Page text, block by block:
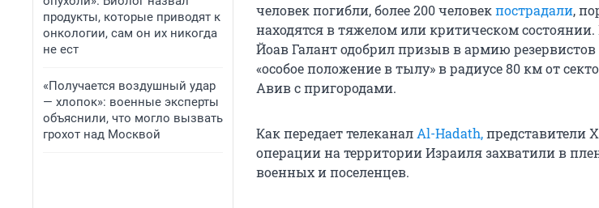
продукты, которые приводят к
онкологии, сам он их никогда
не ест
«Получается воздушный удар
— хлопок»: военные эксперты
объяснили, что могло вызвать
грохот над Москвой
человек погибли, более 200 человекпострадали,
находятся в тяжелом или критическом
Йоав Галант одобрил призыв в армию резервистов
«особое положение в тылу» в радиусе 80 км от
Авив с пригородами.
Как передает телеканал Al-Hadath,представители
операции на территории Израиля захватили в
военных и поселенцев.